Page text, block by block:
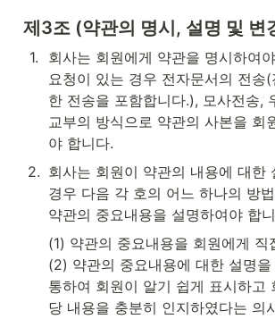
제3조 (약관의 명시, 설명 및 변
1.
회사는 회원에게 약관을 명시하여
요청이 있는 경우 전자문서의 전송
한 전송을 포함합니다.), 모사전송,
교부의 방식으로 약관의 사본을 회
야 합니다.
2. 회사는 회원이 약관의 내용에 대한
경우 다음 각 호의 어느 하나의 방
약관의 중요내용을 설명하여야 합
(1) 약관의 중요내용을 회원에게 직
(2) 약관의 중요내용에 대한 설명
통하여 회원이 알기 쉽게 표시하고
당 내용을 충분히 인지하였다는 의